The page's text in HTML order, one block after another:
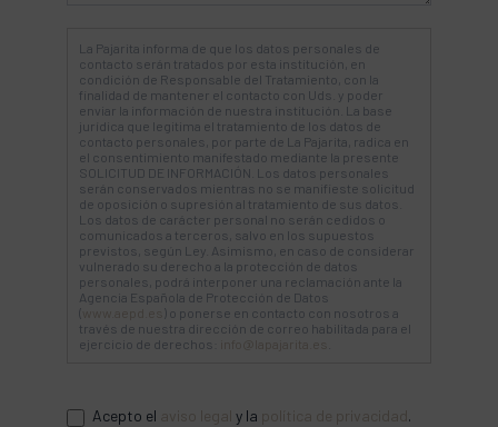
La Pajarita informa de que los datos personales de
contacto serán tratados por esta institución, en
condición de Responsable del Tratamiento, con la
finalidad de mantener el contacto con Uds. y poder
enviar la información de nuestra institución. La base
jurídica que legitima el tratamiento de los datos de
contacto personales, por parte de La Pajarita, radica en
el consentimiento manifestado mediante la presente
SOLICITUD DE INFORMACIÓN. Los datos personales
serán conservados mientras no se manifieste solicitud
de oposición o supresión al tratamiento de sus datos.
Los datos de carácter personal no serán cedidos o
comunicados a terceros, salvo en los supuestos
previstos, según Ley. Asimismo, en caso de considerar
vulnerado su derecho a la protección de datos
personales, podrá interponer una reclamación ante la
Agencia Española de Protección de Datos
(
) o ponerse en contacto con nosotros a
través de nuestra dirección de correo habilitada para el
ejercicio de derechos:
Acepto el y la .